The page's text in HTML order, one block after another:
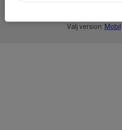
Välj version: Mobil